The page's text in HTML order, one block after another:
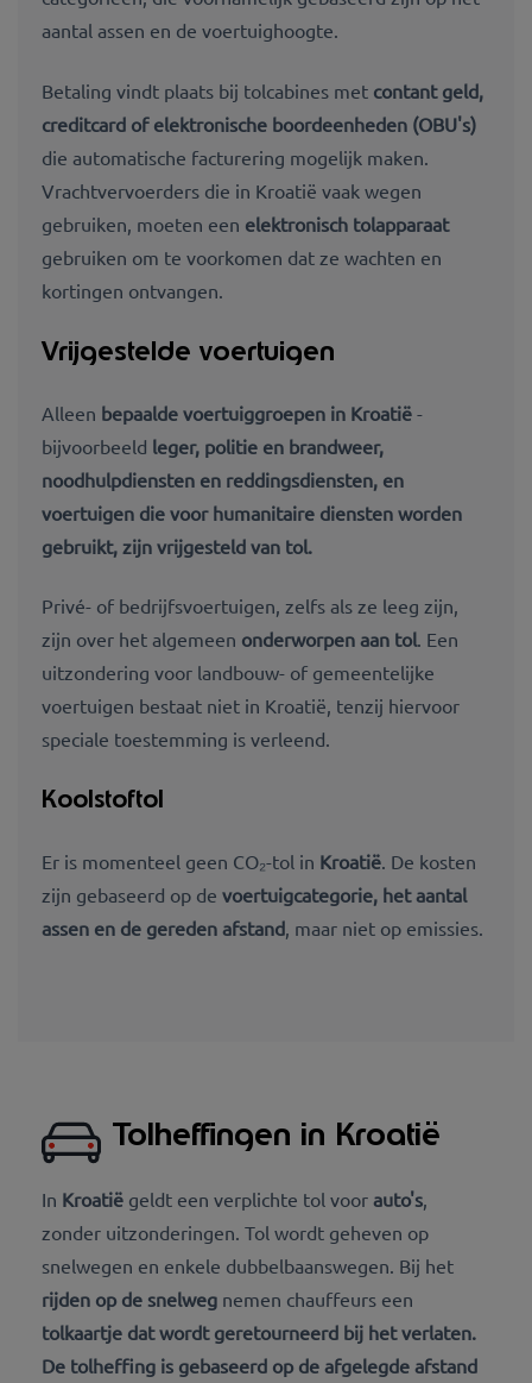
aantal assen en de voertuighoogte.
Betaling vindt plaats bij tolcabines met contant geld,
creditcard of elektronische boordeenheden (OBU's)
die automatische facturering mogelijk maken.
Vrachtvervoerders die in Kroatië vaak wegen
gebruiken, moeten een elektronisch tolapparaat
gebruiken om te voorkomen dat ze wachten en
kortingen ontvangen.
Vrijgestelde voertuigen
Alleen bepaalde voertuiggroepen in Kroatië -
bijvoorbeeld leger, politie en brandweer,
noodhulpdiensten en reddingsdiensten, en
voertuigen die voor humanitaire diensten worden
gebruikt, zijn vrijgesteld van tol.
Privé- of bedrijfsvoertuigen, zelfs als ze leeg zijn,
zijn over het algemeen onderworpen aan tol. Een
uitzondering voor landbouw- of gemeentelijke
voertuigen bestaat niet in Kroatië, tenzij hiervoor
speciale toestemming is verleend.
Koolstoftol
Er is momenteel geen CO₂-tol in Kroatië . De kosten
zijn gebaseerd op de voertuigcategorie, het aantal
assen en de gereden afstand , maar niet op emissies.
Tolheffingen in Kroatië
In Kroatië geldt een verplichte tol voor auto's
zonder uitzonderingen. Tol wordt geheven op
snelwegen en enkele dubbelbaanswegen. Bij het
rijden op de snelweg nemen chauffeurs een
tolkaartje dat wordt geretourneerd bij hetverlaten.
De tolheffing is gebaseerd op de afgelegde afstand